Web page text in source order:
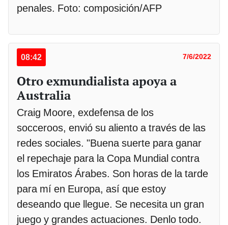
penales. Foto: composición/AFP
08:42 7/6/2022
Otro exmundialista apoya a
Australia
Craig Moore, exdefensa de los
socceroos, envió su aliento a través de las
redes sociales. "Buena suerte para ganar
el repechaje para la Copa Mundial contra
los Emiratos Árabes. Son horas de la tarde
para mí en Europa, así que estoy
deseando que llegue. Se necesita un gran
juego y grandes actuaciones. Denlo todo.